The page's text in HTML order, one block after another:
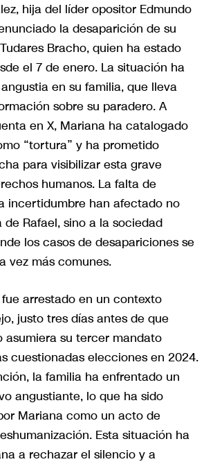
hija del líder opositor Edmundo
la desaparición de su
Bracho, quien ha estado
el 7 de enero. La situación ha
en su familia, que lleva
sobre su paradero. A
en X, Mariana ha catalogado
“tortura” y ha prometido
para visibilizar esta grave
humanos. La falta de
incertidumbre han afectado no
de Rafael, sino a la sociedad
los casos de desapariciones se
vez más comunes.
fue arrestado en un contexto
justo tres días antes de que
asumiera su tercer mandato
cuestionadas elecciones en 2024.
la familia ha enfrentado un
angustiante, lo que ha sido
Mariana como un acto de
Esta situación ha
a rechazar el silencio y a